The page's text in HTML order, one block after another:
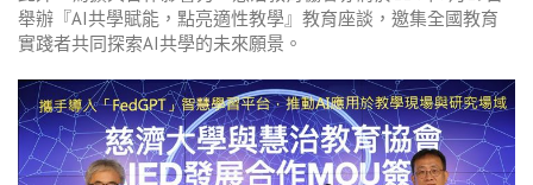
舉辦『AI共學賦能，點亮適性教學』教育座談，邀集全國教育
實踐者共同探索AI共學的未來願景。